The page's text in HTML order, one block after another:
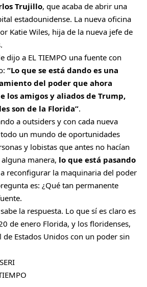
Trujillo, que acaba de abrir una
estadounidense. La nueva oficina
Katie Wiles, hija de la nueva jefe de
dijo a EL TIEMPO una fuente con
“Lo que se está dando es una
del poder que ahora
los amigos y aliados de Trump,
son de la Florida”.
a outsiders y con cada nueva
un mundo de oportunidades
y lobistas que antes no hacían
manera, lo que está pasando
reconfigurar la maquinaria del poder
es: ¿Qué tan permanente
la respuesta. Lo que sí es claro es
de enero Florida, y los floridenses,
Estados Unidos con un poder sin